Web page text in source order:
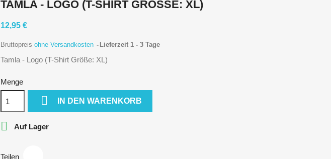
TAMLA - LOGO (T-SHIRT GRÖSSE: XL)
12,95 €
Bruttopreis ohne Versandkosten Lieferzeit 1 - 3 Tage
Tamla - Logo (T-Shirt Größe: XL)
Menge
 IN DEN WARENKORB
 Auf Lager
Teilen